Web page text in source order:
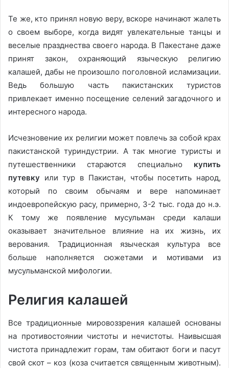
Те же, кто принял новую веру, вскоре начинают жалеть
о своем выборе, когда видят увлекательные танцы и
веселые празднества своего народа. В Пакестане даже
принят закон, охраняющий языческую религию
калашей, дабы не произошло поголовной исламизации.
Ведь большую часть пакистанских туристов
привлекает именно посещение селений загадочного и
интересного народа.
Исчезновение их религии может повлечь за собой крах
пакистанской туриндустрии. А так многие туристы и
путешественники стараются специально купить
путевку или тур в Пакистан, чтобы посетить народ,
который по своим обычаям и вере напоминает
индоевропейскую расу, примерно, 3-2 тыс. года до н.э.
К тому же появление мусульман среди калаши
оказывает значительное влияние на их жизнь, их
верования. Традиционная языческая культура все
больше наполняется сюжетами и мотивами из
мусульманской мифологии.
Религия калашей
Все традиционные мировоззрения калашей основаны
на противостоянии чистоты и нечистоты. Наивысшая
чистота принадлежит горам, там обитают боги и пасут
свой скот – коз (коза считается священным животным).